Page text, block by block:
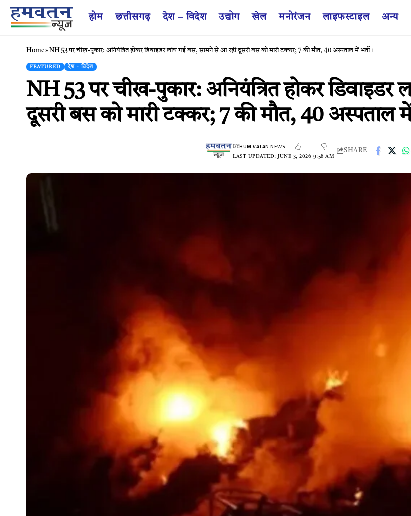
होम छत्तीसगढ़ देश – विदेश उद्योग खेल मनोरंजन लाइफस्टाइल अन्य
Home» NH 53 पर चीख-पुकार: अनियंत्रित होकर डिवाइडर लांघ गई बस, सामने से आ रही दूसरी बस को मारी टक्कर; 7 की मौत, 40 अस्पताल में भर्ती।
FEATURED देश - विदेश
NH 53 पर चीख-पुकार: अनियंत्रित होकर
दूसरी बस को मारी टक्कर; 7 की मौत, 40 अस्पताल में
LAST UPDATED: JUNE 3, 2026 9:58 AM
BYHUM VATAN NEWS
SHARE